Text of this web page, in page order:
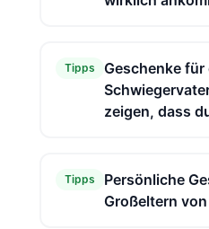
Tipps
Geschenke für
zeigen, dass
Tipps
Persönliche
Großeltern